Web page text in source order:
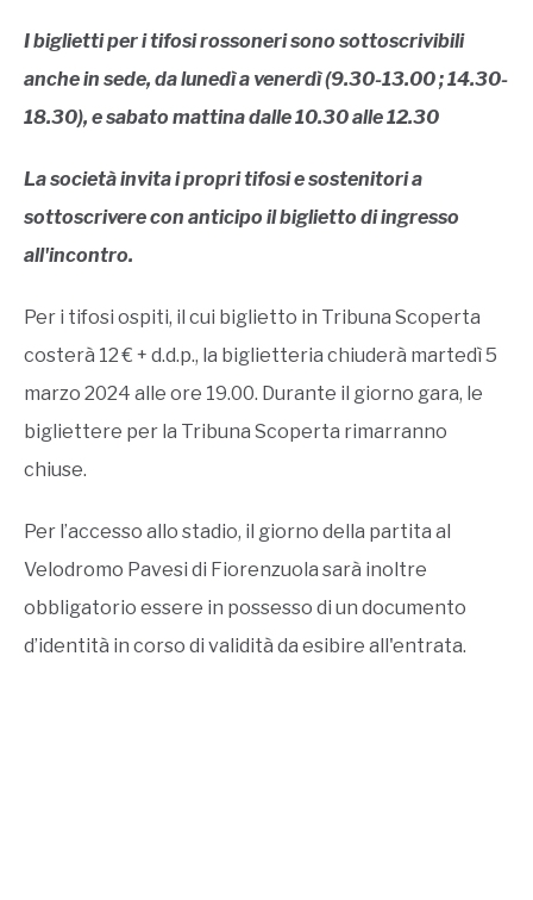
I biglietti per i tifosi rossoneri sono sottoscrivibili
anche in sede, da lunedì a venerdì (9.30-13.00 ; 14.30-
18.30), e sabato mattina dalle 10.30 alle 12.30
La società invita i propri tifosi e sostenitori a
sottoscrivere con anticipo il biglietto di ingresso
all'incontro.
Per i tifosi ospiti, il cui biglietto in Tribuna Scoperta
costerà 12 € + d.d.p., la biglietteria chiuderà martedì 5
marzo 2024 alle ore 19.00. Durante il giorno gara, le
bigliettere per la Tribuna Scoperta rimarranno
chiuse.
Per l’accesso allo stadio, il giorno della partita al
Velodromo Pavesi di Fiorenzuola sarà inoltre
obbligatorio essere in possesso di un documento
d’identità in corso di validità da esibire all'entrata.